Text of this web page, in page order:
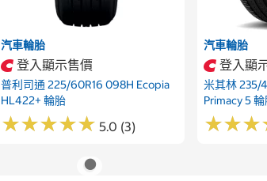
汽車輪胎
登入顯示售價
普利司通 225/60R16 098H Ecopia
HL422+ 輪胎
★★★★★
★★★★★ 5.0 (3)
汽車輪胎
登入顯
米其林 235/
Primacy 5
★★★
★★★